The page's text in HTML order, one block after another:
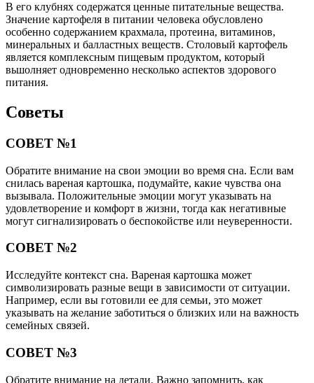
В его клубнях содержатся ценные питательные вещества.
Значение картофеля в питании человека обусловлено
особенно содержанием крахмала, протеина, витаминов,
минеральных и балластных веществ. Столовый картофель
является комплексным пищевым продуктом, который
вьшолняет одновременно несколько аспектов здорового
питания.
Советы
СОВЕТ №1
Обратите внимание на свои эмоции во время сна. Если вам
снилась вареная картошка, подумайте, какие чувства она
вызывала. Положительные эмоции могут указывать на
удовлетворение и комфорт в жизни, тогда как негативные
могут сигнализировать о беспокойстве или неуверенности.
СОВЕТ №2
Исследуйте контекст сна. Вареная картошка может
символизировать разные вещи в зависимости от ситуации.
Например, если вы готовили ее для семьи, это может
указывать на желание заботиться о близких или на важность
семейных связей.
СОВЕТ №3
Обратите внимание на детали. Важно запомнить, как